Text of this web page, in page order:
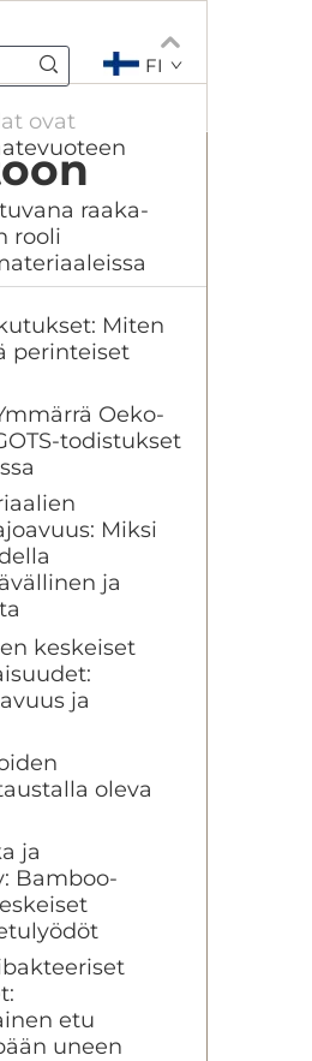
FI
ovat
raaka-
rooli
Miten
perinteiset
Oeko-
todistukset
Miksi
ja
keskeiset
ja
oleva
ja
Bamboo-
etu
uneen